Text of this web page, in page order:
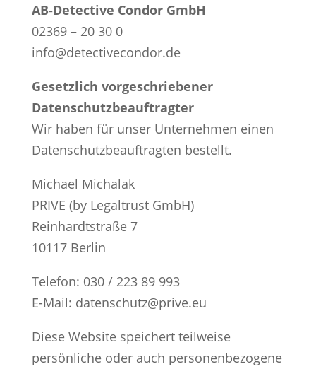
AB-Detective Condor GmbH
02369 – 20 30 0
info@detectivecondor.de
Gesetzlich vorgeschriebener
Datenschutzbeauftragter
Wir haben für unser Unternehmen einen
Datenschutzbeauftragten bestellt.
Michael Michalak
PRIVE (by Legaltrust GmbH)
Reinhardtstraße 7
10117 Berlin
Telefon: 030 / 223 89 993
E-Mail: datenschutz@prive.eu
Diese Website speichert teilweise
persönliche oder auch personenbezogene